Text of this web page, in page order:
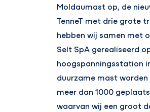
Moldaumast op, de
TenneT met drie grote
hebben wij samen met
Selt SpA gerealiseerd
hoogspanningsstation
duurzame mast
meer dan 1000
waarvan wij een groot